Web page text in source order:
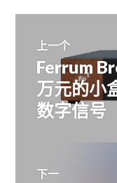
文
章
导
航
上一个
上
篇
文
章：
Ferrum
万元的小
数字信号
下一